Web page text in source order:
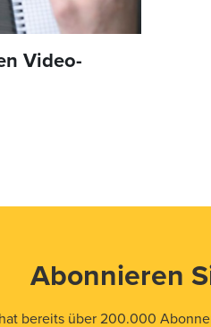
Video-
Abonnieren
bereits über 200.000